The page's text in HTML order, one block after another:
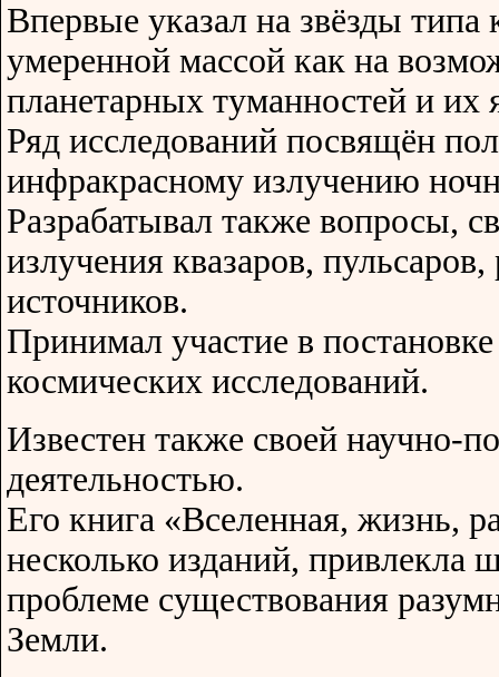
Впервые указал на звёзды типа
умеренной массой как на
планетарных туманностей и их
Ряд исследований посвящён
инфракрасному излучению
Разрабатывал также вопросы,
излучения квазаров,
источников.
Принимал участие в
космических исследований.
Известен также своей научно-
деятельностью.
Его книга «Вселенная, жизнь,
несколько изданий, привлекла
проблеме существования
Земли.